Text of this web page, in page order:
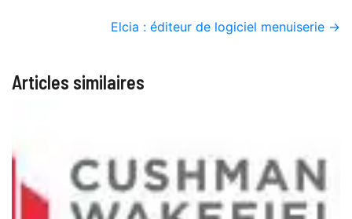
Elcia : éditeur de logiciel menuiserie →
Articles similaires